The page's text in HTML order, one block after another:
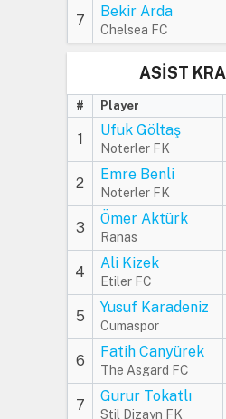
7
Bekir Arda
Chelsea FC
ASİST
# Player
1
Ufuk Göltaş
Noterler FK
2
Emre Benli
Noterler FK
3
Ömer Aktürk
Ranas
4
Ali Kizek
Etiler FC
5
Yusuf Karadeniz
Cumaspor
6
Fatih Canyürek
The Asgard FC
7
Gurur Tokatlı
Stil Dizayn FK